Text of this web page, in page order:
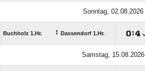
Sonntag, 02.08.2026
Buchholz 1.Hr. : Dassendorf 1.Hr. :
Samstag, 15.08.2026